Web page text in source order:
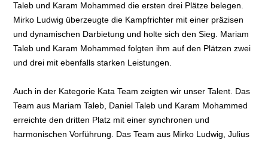
Taleb und Karam Mohammed die ersten drei Plätze belegen.
Mirko Ludwig überzeugte die Kampfrichter mit einer präzisen
und dynamischen Darbietung und holte sich den Sieg. Mariam
Taleb und Karam Mohammed folgten ihm auf den Plätzen zwei
und drei mit ebenfalls starken Leistungen.
Auch in der Kategorie Kata Team zeigten wir unser Talent. Das
Team aus Mariam Taleb, Daniel Taleb und Karam Mohammed
erreichte den dritten Platz mit einer synchronen und
harmonischen Vorführung. Das Team aus Mirko Ludwig, Julius